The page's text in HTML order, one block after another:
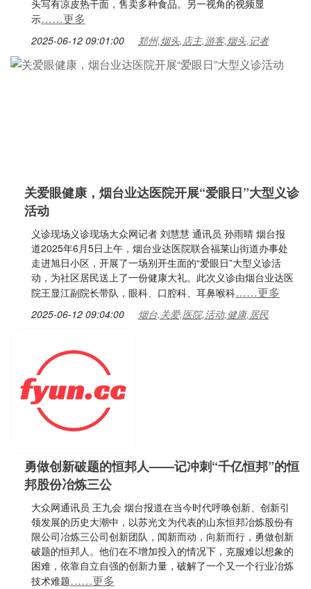
头写有凉皮热干面，售卖多种食品。另一视角的视频显
示……更多
2025-06-12 09:01:00 郑州,烟头,店主,游客,烟头,记者
关爱眼健康，烟台业达医院开展“爱眼日”大型义诊
活动
义诊现场义诊现场大众网记者 刘慧慧 通讯员 孙雨晴 烟台报
道2025年6月5日上午，烟台业达医院联合福莱山街道办事处
走进旭日小区，开展了一场别开生面的“爱眼日”大型义诊活
动，为社区居民送上了一份健康大礼。此次义诊由烟台业达医
院王显江副院长带队，眼科、口腔科、耳鼻喉科……更多
2025-06-12 09:04:00 烟台,关爱,医院,活动,健康,居民
勇做创新破题的恒邦人——记冲刺“千亿恒邦”的恒
邦股份冶炼三公
大众网通讯员 王九会 烟台报道在当今时代呼唤创新、创新引
领发展的历史大潮中，以苏光文为代表的山东恒邦冶炼股份有
限公司冶炼三公司创新团队，闻新而动，向新而行，勇做创新
破题的恒邦人。他们在不增加投入的情况下，克服难以想象的
困难，依靠自立自强的创新力量，破解了一个又一个行业冶炼
技术难题……更多